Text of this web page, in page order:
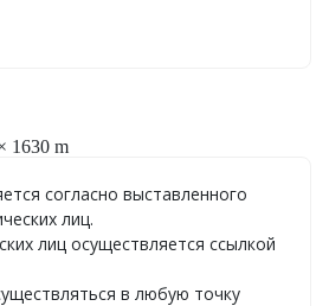
1630 m
согласно выставленного
лиц.
лиц осуществляется ссылкой
в любую точку